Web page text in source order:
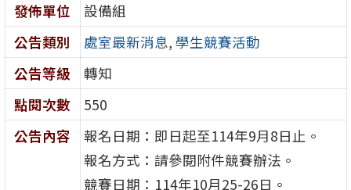
發佈單位
設備組
公告類別
處室最新消息, 學生競賽活動
公告等級
轉知
點閱次數
550
公告內容
報名日期：即日起至114年9月8日止。
報名方式：請參閱附件競賽辦法。
競賽日期：114年10月25-26日。